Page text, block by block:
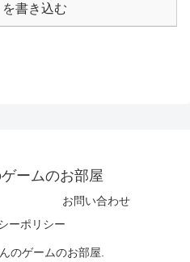
書き込む
ームのお部屋
お問い合わせ
ーポリシー
のゲームのお部屋.